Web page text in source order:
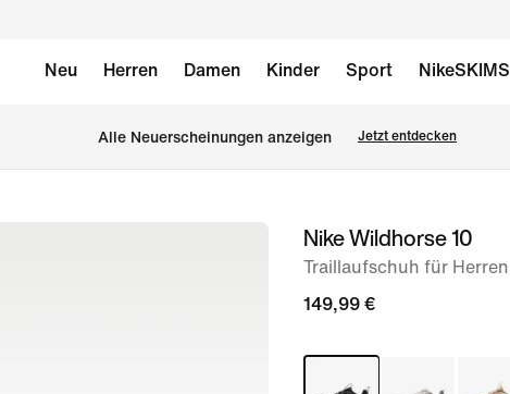
Neu Herren Damen Kinder Sport NikeSKIMS
Alle Neuerscheinungen anzeigen Jetzt entdecken
Bild 1Nike Wildhorse 10
Traillaufschuh für Herren
149,99 €